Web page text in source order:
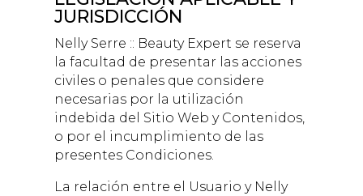
JURISDICCIÓN
Nelly Serre :: Beauty Expert se reserva
la facultad de presentar las acciones
civiles o penales que considere
necesarias por la utilización
indebida del Sitio Web y Contenidos,
o por el incumplimiento de las
presentes Condiciones.
La relación entre el Usuario y Nelly